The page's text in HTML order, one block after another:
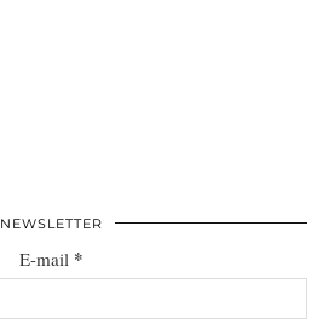
NEWSLETTER
E-mail *